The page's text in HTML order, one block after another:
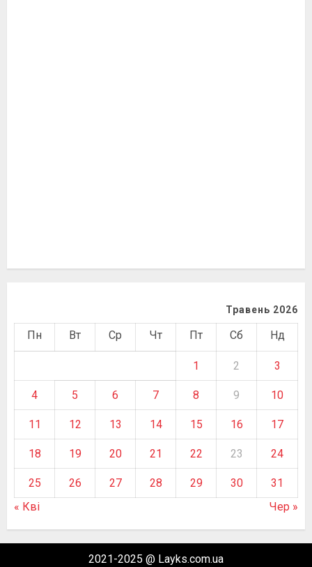
Травень 2026
Пн Вт Ср Чт Пт Сб Нд
1 2 3
4 5 6 7 8 9 10
11 12 13 14 15 16 17
18 19 20 21 22 23 24
25 26 27 28 29 30
31
« Кві
Чер »
2021-2025 @ Layks.com.ua